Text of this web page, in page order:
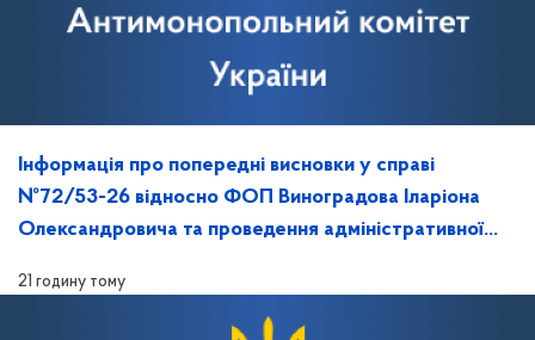
Інформація про попередні висновки у справі
№72/53-26 відносно ФОП Виноградова Іларіона
Олександровича та проведення адміністративної
21 годину тому